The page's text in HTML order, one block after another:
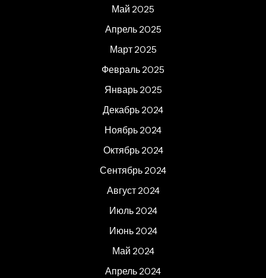
Май 2025
Апрель 2025
Март 2025
Февраль 2025
Январь 2025
Декабрь 2024
Ноябрь 2024
Октябрь 2024
Сентябрь 2024
Август 2024
Июль 2024
Июнь 2024
Май 2024
Апрель 2024